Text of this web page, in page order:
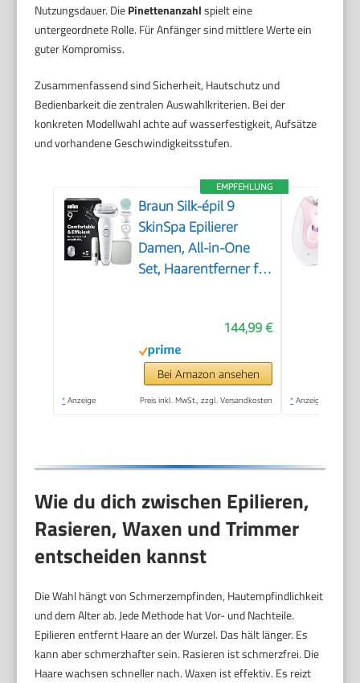
Nutzungsdauer. DiePinettenanzahlspielt eine
untergeordnete Rolle. Für Anfänger sind mittlere Werte ein
guter Kompromiss.
Zusammenfassend sind Sicherheit, Hautschutz und
Bedienbarkeit die zentralen Auswahlkriterien. Bei der
konkreten Modellwahl achte auf wasserfestigkeit, Aufsätze
und vorhandene Geschwindigkeitsstufen.
EMPFEHLUNG
Braun Silk-épil 9
SkinSpa Epilierer
Damen, All-in-One
Set, Haarentferner für
Wasserdicht — Inkl.
Facespa
Gesichtshaarentferner
144,99 €
Bei Amazon ansehen
* Anzeige Preis inkl. MwSt., zzgl. Versandkosten * Anzeige
Wie du dich zwischen Epilieren,
Rasieren, Waxen und Trimmer
entscheiden kannst
Die Wahl hängt von Schmerzempfinden, Hautempfindlichkeit
und dem Alter ab. Jede Methode hat Vor- und Nachteile.
Epilieren entfernt Haare an der Wurzel. Das hält länger. Es
kann aber schmerzhafter sein. Rasieren ist schmerzfrei. Die
Haare wachsen schneller nach. Waxen ist effektiv. Es reizt